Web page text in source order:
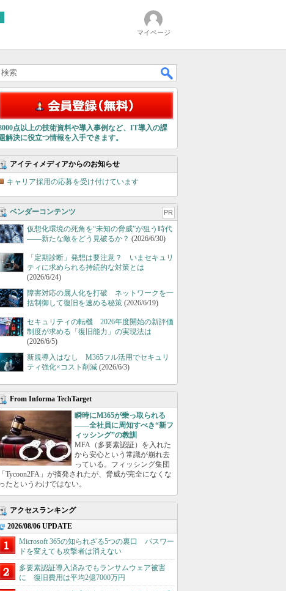
マイページ
点以上の技術資料や導入事例など、IT導入の課
解決に役立つ情報を入手できます。
アイティメディアからのお知らせ
キャリア採用の応募を受け付けています
ベンダーコンテンツ PR
仮想化環境の死角を“未知の脅威”が狙う時代
――新たな敵をどう見破るか？ (2026/6/30)
「定期診断」発想は要注意？ いまセキュリ
ティに求められる持続的な対策とは
(2026/6/24)
障害対応の属人化を打破 ネットワークを一
括制御して復旧を速める秘策 (2026/6/19)
セキュリティの転機 2026年度開始の新評価
制度が求める「復旧能力」の実現法は
(2026/6/5)
新規導入はなし M365フル活用でセキュリ
ティ強化×コスト削減 (2026/6/3)
From Informa TechTarget
瞬時にM365が乗っ取られる
――全社員に周知すべき“新フ
ィッシング”の教訓
MFA（多要素認証）を入れた
から安心という常識が崩れ去
っている。フィッシング集団
「Tycoon2FA」が摘発されたが、脅威が完全になくな
ったというわけではない。
アクセスランキング
2026/08/06 UPDATE
Microsoft 365の知られざる5つの裏口 パスワー
ドを変えても攻撃者は消えない
多要素認証導入済みでもランサムウェア被害
に 復旧費用は平均2億7000万円